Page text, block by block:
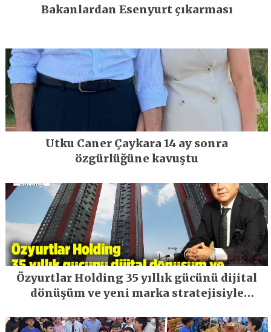
Bakanlardan Esenyurt çıkarması
Utku Caner Çaykara 14 ay sonra
özgürlüğüne kavuştu
Özyurtlar Holding 35 yıllık gücünü dijital
dönüşüm ve yeni marka stratejisiyle